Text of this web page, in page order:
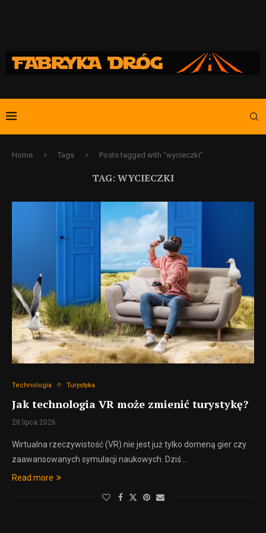
Home Tags Posts tagged with "wycieczki"
TAG:WYCIECZKI
Technologia Turystyka
Jak technologia VR może zmienić turystykę?
28 lipca 2026
Wirtualna rzeczywistość (VR) nie jest już tylko domeną gier czy
zaawansowanych symulacji naukowych. Dziś …
Read more